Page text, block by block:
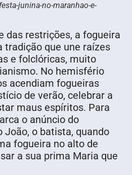
junina-no-maranhao-e-
das restrições, a fogueira
tradição que une raízes
e folclóricas, muito
No hemisfério
acendiam fogueiras
de verão, celebrar a
maus espíritos. Para
o anúncio do
João, o batista, quando
fogueira no alto de
a sua prima Maria que